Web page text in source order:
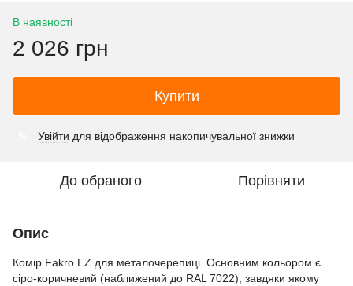
В наявності
2 026 грн
Купити
Увійти для відображення накопичувальної знижки
До обраного Порівняти
Опис
Комір Fakro EZ для металочерепиці. Основним кольором є
сіро-коричневий (наближений до RAL 7022), завдяки якому